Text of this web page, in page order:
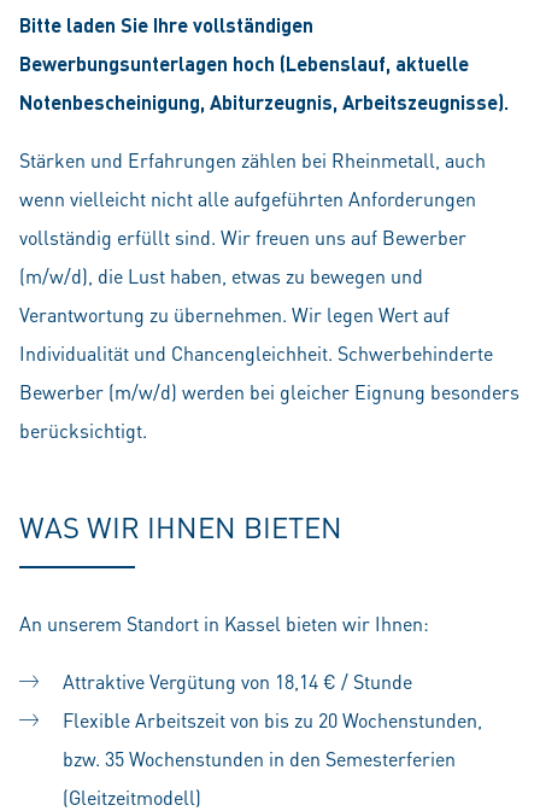
Bitte laden Sie Ihre vollständigen
Bewerbungsunterlagen hoch (Lebenslauf, aktuelle
Notenbescheinigung, Abiturzeugnis, Arbeitszeugnisse).
Stärken und Erfahrungen zählen bei Rheinmetall, auch
wenn vielleicht nicht alle aufgeführten Anforderungen
vollständig erfüllt sind. Wir freuen uns auf Bewerber
(m/w/d), die Lust haben, etwas zu bewegen und
Verantwortung zu übernehmen. Wir legen Wert auf
Individualität und Chancengleichheit. Schwerbehinderte
Bewerber (m/w/d) werden bei gleicher Eignung besonders
berücksichtigt.
WAS WIR IHNEN BIETEN
An unserem Standort in Kassel bieten wir Ihnen:
Attraktive Vergütung von 18,14 € / Stunde
Flexible Arbeitszeit von bis zu 20 Wochenstunden,
bzw. 35 Wochenstunden in den Semesterferien
(Gleitzeitmodell)